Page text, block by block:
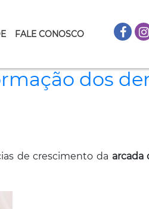
FALE CONOSCO
dos
de crescimento da arcada